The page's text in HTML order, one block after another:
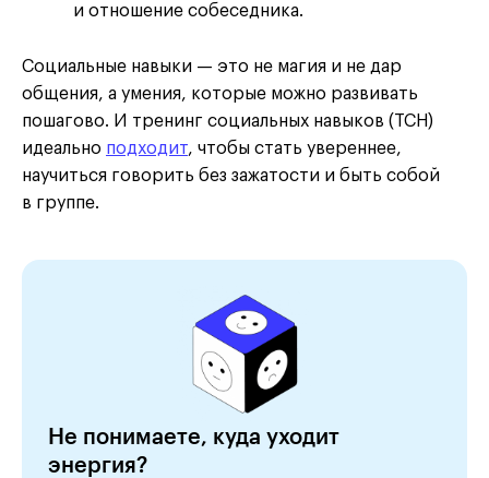
и отношение собеседника.
Социальные навыки — это не магия и не дар
общения, а умения, которые можно развивать
пошагово. И тренинг социальных навыков (ТСН)
идеально подходит, чтобы стать увереннее,
научиться говорить без зажатости и быть собой
в группе.
Не понимаете, куда уходит
энергия?